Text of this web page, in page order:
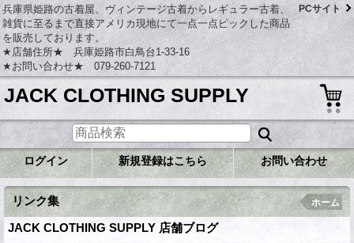
兵庫県姫路の古着屋、ヴィンテージ古着からレギュラー古着、
雑貨に至るまで直接アメリカ現地にて一点一点ピックした商品
を販売しております。
★店舗住所★ 兵庫姫路市白鳥台1-33-16
★お問い合わせ★ 079-260-7121
PCサイト
JACK CLOTHING SUPPLY
ログイン 新規登録はこちら お問い合わせ
リンク集 ホーム
JACK CLOTHING SUPPLY 店舗ブログ